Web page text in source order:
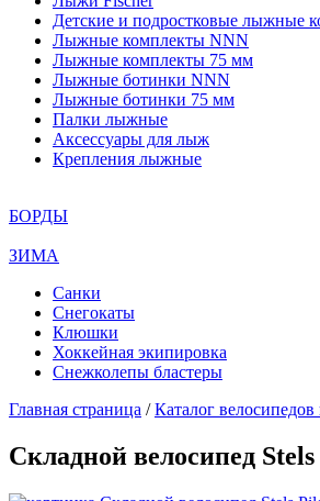
Детские и подростковые лыжные
Лыжные комплекты NNN
Лыжные комплекты 75 мм
Лыжные ботинки NNN
Лыжные ботинки 75 мм
Палки лыжные
Аксессуары для лыж
Крепления лыжные
БОРДЫ
ЗИМА
Санки
Снегокаты
Клюшки
Хоккейная экипировка
Снежколепы бластеры
Главная страница / Каталог
Складной велосипед